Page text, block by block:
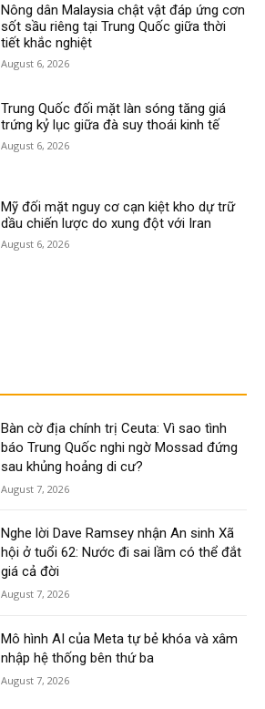
Nông dân Malaysia chật vật đáp ứng cơn
sốt sầu riêng tại Trung Quốc giữa thời
tiết khắc nghiệt
August 6, 2026
Trung Quốc đối mặt làn sóng tăng giá
trứng kỷ lục giữa đà suy thoái kinh tế
August 6, 2026
Mỹ đối mặt nguy cơ cạn kiệt kho dự trữ
dầu chiến lược do xung đột với Iran
August 6, 2026
Bàn cờ địa chính trị Ceuta: Vì sao tình
báo Trung Quốc nghi ngờ Mossad đứng
sau khủng hoảng di cư?
August 7, 2026
Nghe lời Dave Ramsey nhận An sinh Xã
hội ở tuổi 62: Nước đi sai lầm có thể đắt
giá cả đời
August 7, 2026
Mô hình AI của Meta tự bẻ khóa và xâm
nhập hệ thống bên thứ ba
August 7, 2026